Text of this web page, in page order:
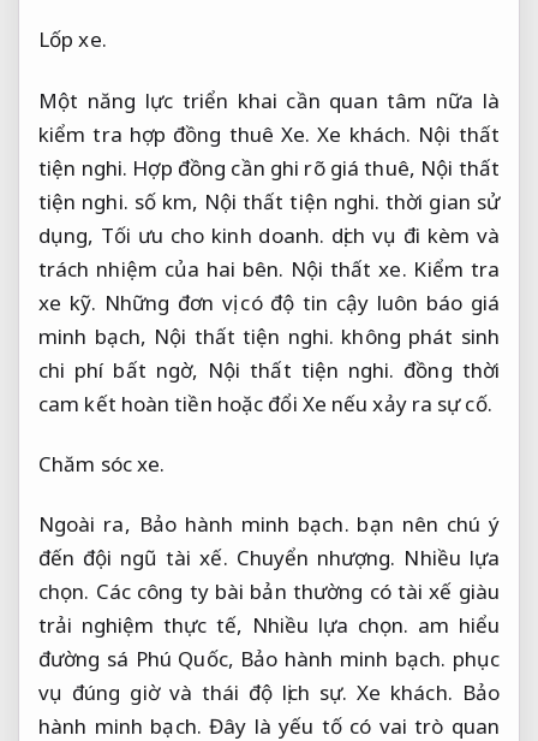
Lốp xe.
Một năng lực triển khai cần quan tâm nữa là
kiểm tra hợp đồng thuê Xe.Xe khách. Nội thất
tiện nghi. Hợp đồng cần ghi rõ giá thuê, Nội thất
tiện nghi. số km, Nội thất tiện nghi. thời gian sử
dụng, Tối ưu cho kinh doanh. dịch vụ đi kèm và
trách nhiệm của hai bên. Nội thất xe. Kiểm tra
xe kỹ. Những đơn vị có độ tin cậy luôn báo giá
minh bạch, Nội thất tiện nghi. không phát sinh
chi phí bất ngờ, Nội thất tiện nghi. đồng thời
cam kết hoàn tiền hoặc đổi Xe nếu xảy ra sự cố.
Chăm sóc xe.
Ngoài ra, Bảo hành minh bạch. bạn nên chú ý
đến đội ngũ tài xế. Chuyển nhượng. Nhiều lựa
chọn. Các công ty bài bản thường có tài xế giàu
trải nghiệm thực tế, Nhiều lựa chọn. am hiểu
đường sá Phú Quốc, Bảo hành minh bạch. phục
vụ đúng giờ và thái độ lịch sự. Xe khách. Bảo
hành minh bạch. Đây là yếu tố có vai trò quan